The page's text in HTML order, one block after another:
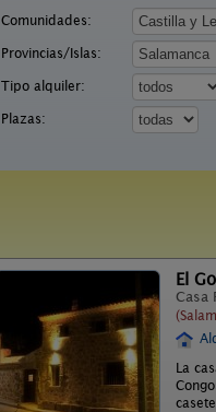
Comunidades:
Provincias/Islas:
Tipo alquiler:
Plazas:
El
Casa
La